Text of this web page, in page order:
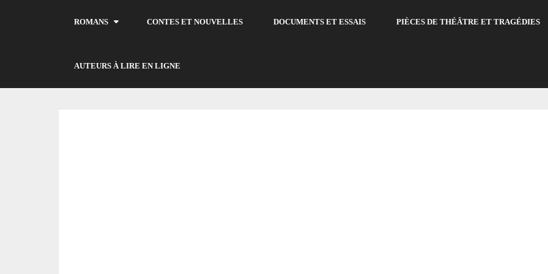
ROMANS CONTES ET NOUVELLES DOCUMENTS ET ESSAIS PIÈCES DE THÉÂTRE ET TRAGÉDIES
AUTEURS À LIRE EN LIGNE